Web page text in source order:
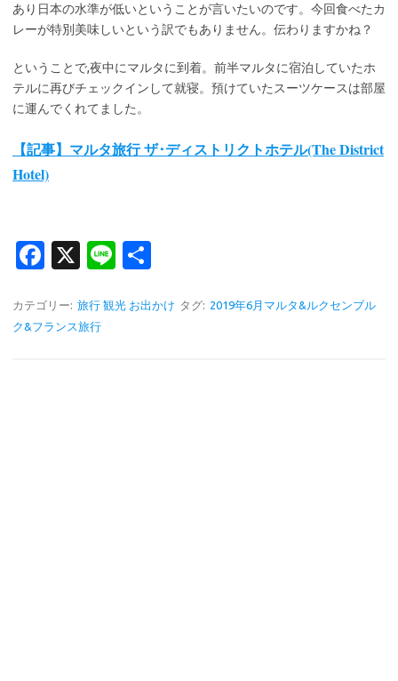
あり日本の水準が低いということが言いたいのです。今回食べたカ
レーが特別美味しいという訳でもありません。伝わりますかね？
ということで,夜中にマルタに到着。前半マルタに宿泊していたホ
テルに再びチェックインして就寝。預けていたスーツケースは部屋
に運んでくれてました。
【記事】マルタ旅行 ザ･ディストリクトホテル(The District
Hotel)
Fa
e
b
X
Li
e
カテゴリー: 旅行 観光 お出かけ タグ: 2019年6月マルタ&ルクセンブル
ク&フランス旅行